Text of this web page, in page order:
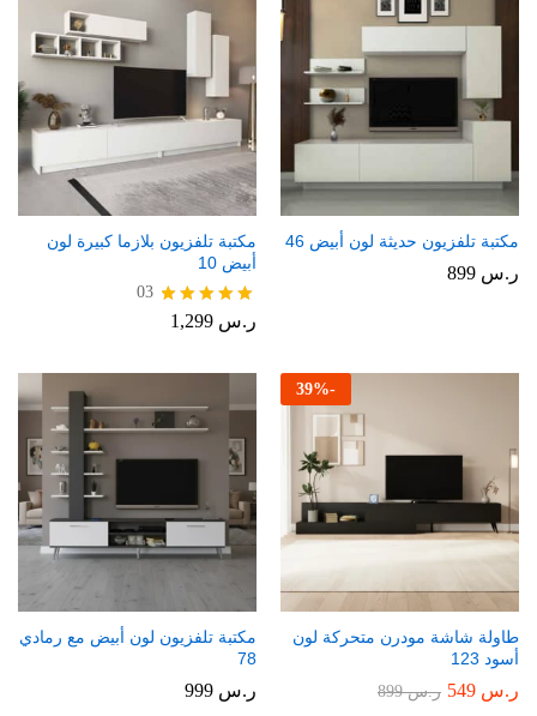
مكتبة تلفزيون حديثة لون أبيض 46
ر.س
مكتبة تلفزيون بلازما كبيرة لون
أبيض 10
تم التقييم
03
ر.س
-
39%
طاولة شاشة مودرن متحركة لون
أسود 123
ر.س ر.س899
مكتبة تلفزيون لون أبيض مع رمادي
78
ر.س